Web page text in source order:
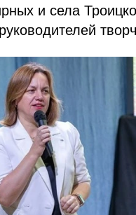
и села